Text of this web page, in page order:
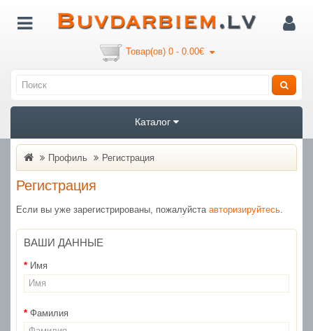
Товар(ов) 0 - 0.00€
Каталог
Профиль Регистрация
Регистрация
Если вы уже зарегистрированы, пожалуйста авторизируйтесь
ВАШИ ДАННЫЕ
Имя
Фамилия